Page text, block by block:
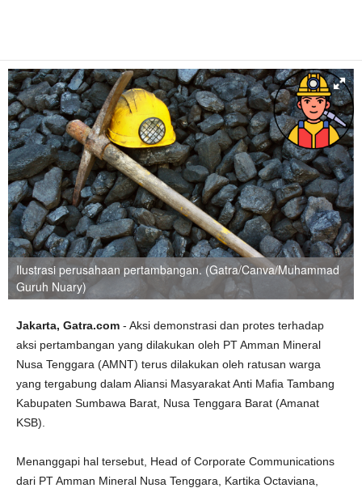
Ilustrasi perusahaan pertambangan. (Gatra/Canva/Muhammad
Guruh Nuary)
Jakarta, Gatra.com - Aksi demonstrasi dan protes terhadap
aksi pertambangan yang dilakukan oleh PT Amman Mineral
Nusa Tenggara (AMNT) terus dilakukan oleh ratusan warga
yang tergabung dalam Aliansi Masyarakat Anti Mafia Tambang
Kabupaten Sumbawa Barat, Nusa Tenggara Barat (Amanat
KSB).
Menanggapi hal tersebut, Head of Corporate Communications
dari PT Amman Mineral Nusa Tenggara, Kartika Octaviana,